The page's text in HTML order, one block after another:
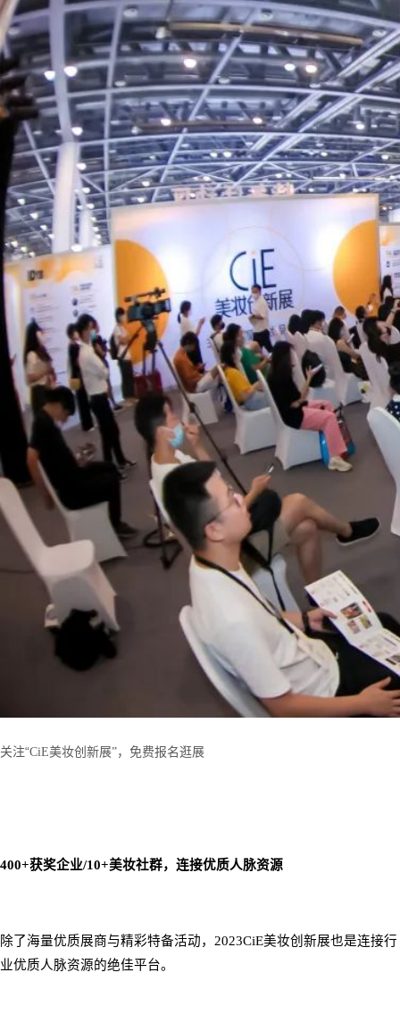
关注“CiE美妆创新展”，免费报名逛展
400+获奖企业/10+美妆社群，连接优质人脉资源
除了海量优质展商与精彩特备活动， 2023CiE美妆创新展也是连接行
业优质人脉资源的绝佳平台。